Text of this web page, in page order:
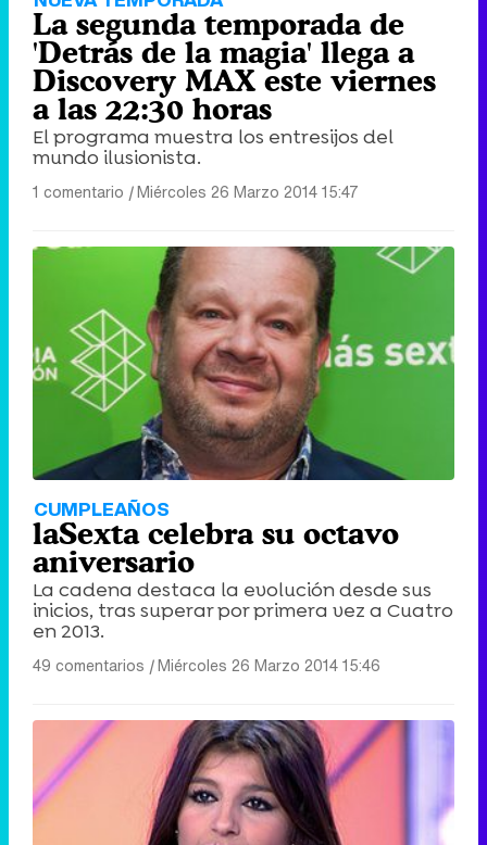
La segunda temporada de
'Detrás de la magia' llega a
Discovery MAX este viernes
a las 22:30 horas
El programa muestra los entresijos del
mundo ilusionista.
1 comentario |Miércoles 26 Marzo 2014 15:47
CUMPLEAÑOS
laSexta celebra su octavo
aniversario
La cadena destaca la evolución desde sus
inicios, tras superar por primera vez a Cuatro
en 2013.
49 comentarios |Miércoles 26 Marzo 2014 15:46